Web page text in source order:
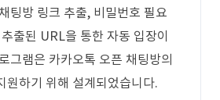
팅방 링크 추출, 비밀번호 필요
출된 URL을 통한 자동 입장이
그램은 카카오톡 오픈 채팅방의
원하기 위해 설계되었습니다.